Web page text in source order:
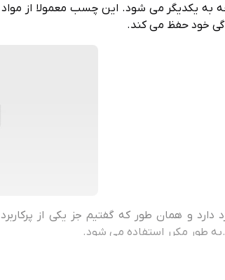
یکدیگر می‌ شود. این چسب معمولا از
خود حفظ می‌ کند.
کاربرد دارد و همان طور که گفتیم جز
طور مکرر استفاده می‌ شود.